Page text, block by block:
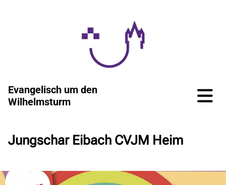
Evangelisch um den
Wilhelmsturm
Jungschar Eibach CVJM Heim